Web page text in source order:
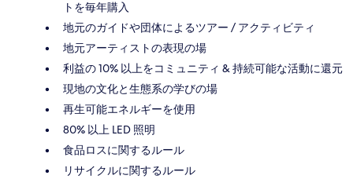
トを毎年購入
地元のガイドや団体によるツアー / アクティビティ
地元アーティストの表現の場
利益の 10% 以上をコミュニティ & 持続可能な活動に還元
現地の文化と生態系の学びの場
再生可能エネルギーを使用
80% 以上 LED 照明
食品ロスに関するルール
リサイクルに関するルール